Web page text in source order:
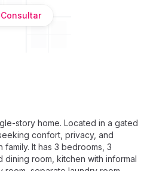
Consultar
story home. Located in a gated
confort, privacy, and
It has 3 bedrooms, 3
dining room, kitchen with informal